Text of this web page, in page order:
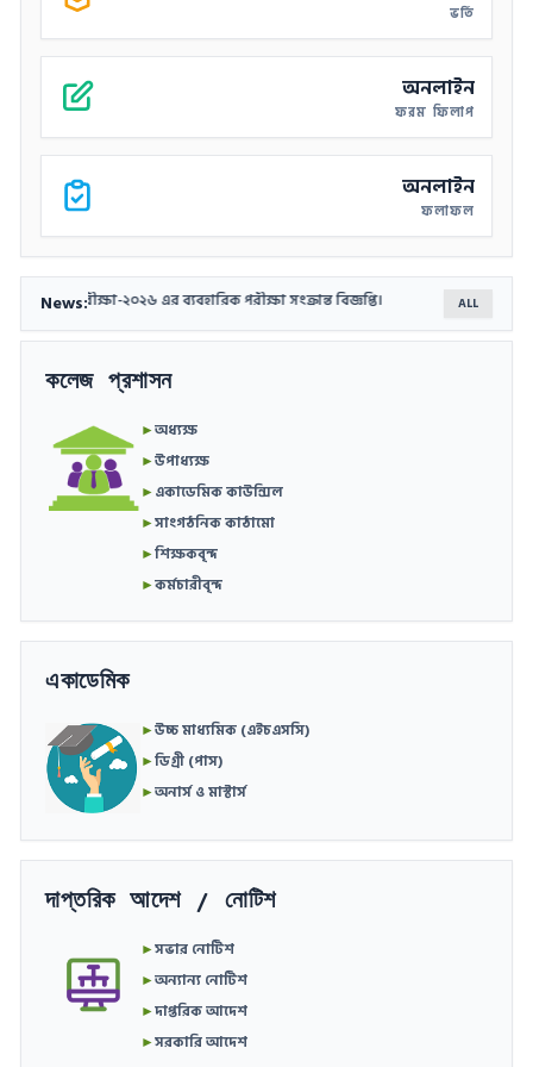
ভর্তি
অনলাইন
ফরম ফিলাপ
অনলাইন
ফলাফল
News:
পরীক্ষা-২০২৬ এর ব্যবহারিক পরীক্ষা সংক্রান্ত বিজ্ঞপ্তি। ২০২৫ সালের
ALL
কলেজ প্রশাসন
►অধ্যক্ষ
►উপাধ্যক্ষ
►একাডেমিক কাউন্সিল
►সাংগঠনিক কাঠামো
►শিক্ষকবৃন্দ
►কর্মচারীবৃন্দ
একাডেমিক
►উচ্চ মাধ্যমিক (এইচএসসি)
►ডিগ্রী (পাস)
►অনার্স ও মাস্টার্স
দাপ্তরিক আদেশ / নোটিশ
►সভার নোটিশ
►অন্যান্য নোটিশ
►দাপ্তরিক আদেশ
►সরকারি আদেশ